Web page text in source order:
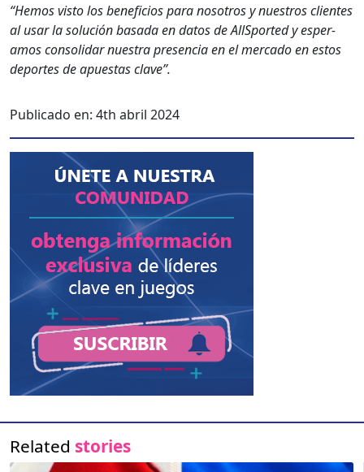
“Hemos vis­to los ben­efi­cios para nosotros y nue­stros clientes
al usar la solu­ción basa­da en datos de All­Sport­ed y esper­
amos con­sol­i­dar nues­tra pres­en­cia en el mer­ca­do en estos
deportes de apues­tas clave”.
Publicado en: 4th abril 2024
Related stories